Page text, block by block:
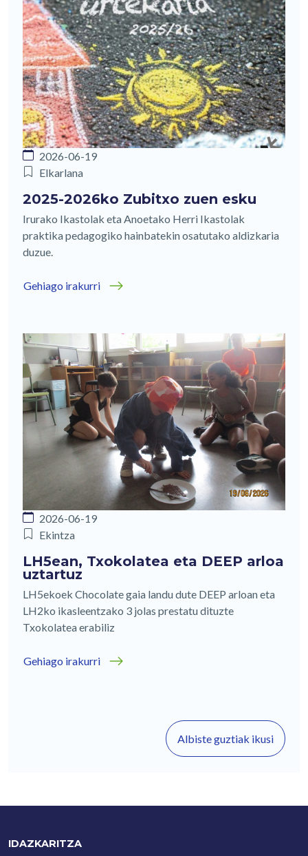
2026-06-19
Elkarlana
2025-2026ko Zubitxo zuen esku
Irurako Ikastolak eta Anoetako Herri Ikastolak
praktika pedagogiko hainbatekin osatutako aldizkaria
duzue.
Gehiago irakurri
2026-06-19
Ekintza
LH5ean, Txokolatea eta DEEP arloa
uztartuz
LH5ekoek Chocolate gaia landu dute DEEP arloan eta
LH2ko ikasleentzako 3 jolas prestatu dituzte
Txokolatea erabiliz
Gehiago irakurri
Albiste guztiak ikusi
IDAZKARITZA